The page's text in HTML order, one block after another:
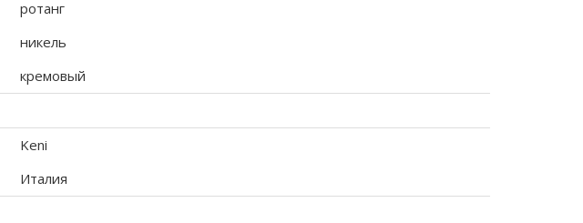
ротанг
никель
кремовый
Keni
Италия